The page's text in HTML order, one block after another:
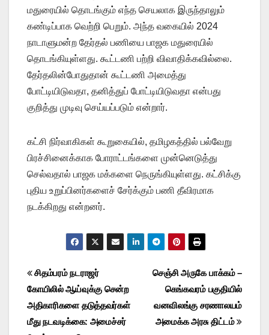
மதுரையில் தொடங்கும் எந்த செயலாக இருந்தாலும்
கண்டிப்பாக வெற்றி பெறும். அந்த வகையில் 2024
நாடாளுமன்ற தேர்தல் பணியை பாஜக மதுரையில்
தொடங்கியுள்ளது. கூட்டணி பற்றி விவாதிக்கவில்லை.
தேர்தலின்போதுதான் கூட்டணி அமைத்து
போட்டியிடுவதா, தனித்துப் போட்டியிடுவதா என்பது
குறித்து முடிவு செய்யப்படும் என்றார்.
கட்சி நிர்வாகிகள் கூறுகையில், தமிழகத்தில் பல்வேறு
பிரச்சினைக்காக போராட்டங்களை முன்னெடுத்து
செல்வதால் பாஜக மக்களை நெருங்கியுள்ளது. கட்சிக்கு
புதிய உறுப்பினர்களைச் சேர்க்கும் பணி தீவிரமாக
நடக்கிறது என்றனர்.
Post
navigation
செஞ்சி அருகே பாக்கம் –
கெங்கவரம் பகுதியில்
வனவிலங்கு சரணாலயம்
அமைக்க அரசு திட்டம்
சிதம்பரம் நடராஜர்
கோயிலில் ஆய்வுக்கு சென்ற
அதிகாரிகளை தடுத்தவர்கள்
மீது நடவடிக்கை: அமைச்சர்